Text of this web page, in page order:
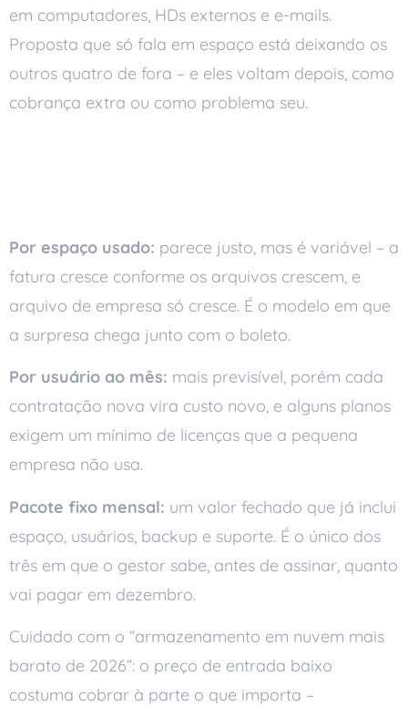
em computadores, HDs externos e e-mails.
Proposta que só fala em espaço está deixando os
outros quatro de fora – e eles voltam depois, como
cobrança extra ou como problema seu.
Por espaço usado: parece justo, mas é variável – a
fatura cresce conforme os arquivos crescem, e
arquivo de empresa só cresce. É o modelo em que
a surpresa chega junto com o boleto.
Por usuário ao mês: mais previsível, porém cada
contratação nova vira custo novo, e alguns planos
exigem um mínimo de licenças que a pequena
empresa não usa.
Pacote fixo mensal: um valor fechado que já inclui
espaço, usuários, backup e suporte. É o único dos
três em que o gestor sabe, antes de assinar, quanto
vai pagar em dezembro.
Cuidado com o “armazenamento em nuvem mais
barato de 2026”: o preço de entrada baixo
costuma cobrar à parte o que importa –